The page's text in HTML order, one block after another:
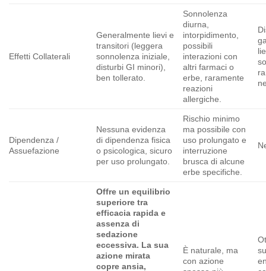
Effetti Collaterali
Generalmente lievi e
transitori (leggera
sonnolenza iniziale,
disturbi GI minori),
ben tollerato.
Sonnolenza
diurna,
intorpidimento,
possibili
interazioni con
altri farmaci o
erbe, raramente
reazioni
allergiche.
Dipendenza /
Assuefazione
Nessuna evidenza
di dipendenza fisica
o psicologica, sicuro
per uso prolungato.
Rischio minimo
ma possibile con
uso prolungato e
interruzione
brusca di alcune
erbe specifiche.
Offre un equilibrio
superiore tra
efficacia rapida e
assenza di
sedazione
eccessiva. La sua
azione mirata
copre ansia,
È naturale, ma
con azione